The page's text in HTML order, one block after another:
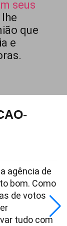
seus
que
e
agência de
bom. Como
de votos
tudo com